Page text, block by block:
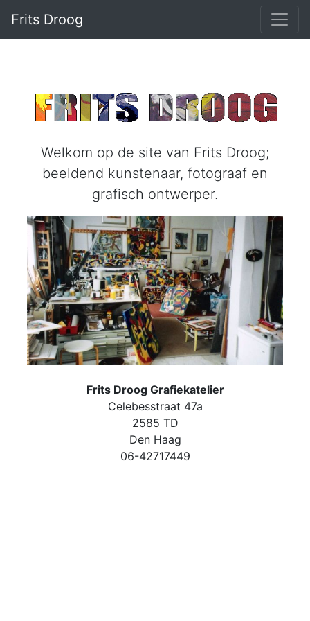
Frits Droog
Welkom op de site van Frits Droog;
beeldend kunstenaar, fotograaf en
grafisch ontwerper.
Frits Droog Grafiekatelier
Celebesstraat 47a
2585 TD
Den Haag
06-42717449